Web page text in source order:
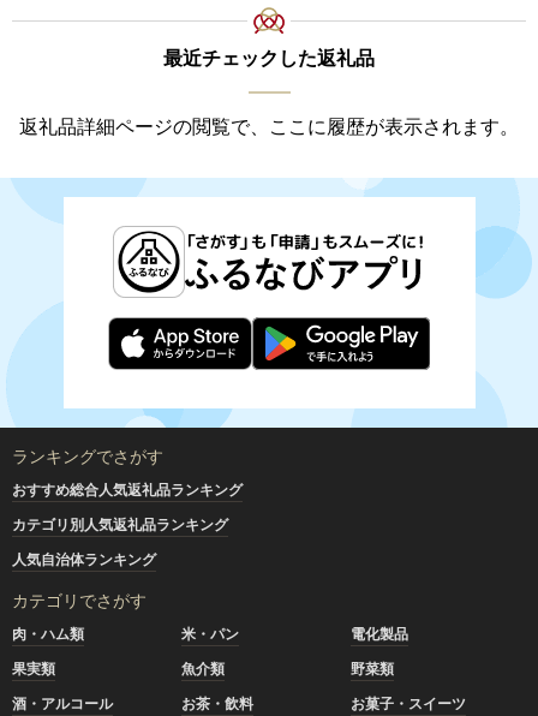
最近チェックした返礼品
返礼品詳細ページの閲覧で、ここに履歴が表示されます。
ランキングでさがす
おすすめ総合人気返礼品ランキング
カテゴリ別人気返礼品ランキング
人気自治体ランキング
カテゴリでさがす
肉・ハム類 米・パン
電化製品
果実類
魚介類
野菜類
酒・アルコール
お茶・飲料
お菓子・スイーツ